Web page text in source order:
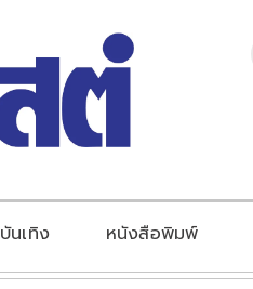
บันเทิง หนังสือพิมพ์